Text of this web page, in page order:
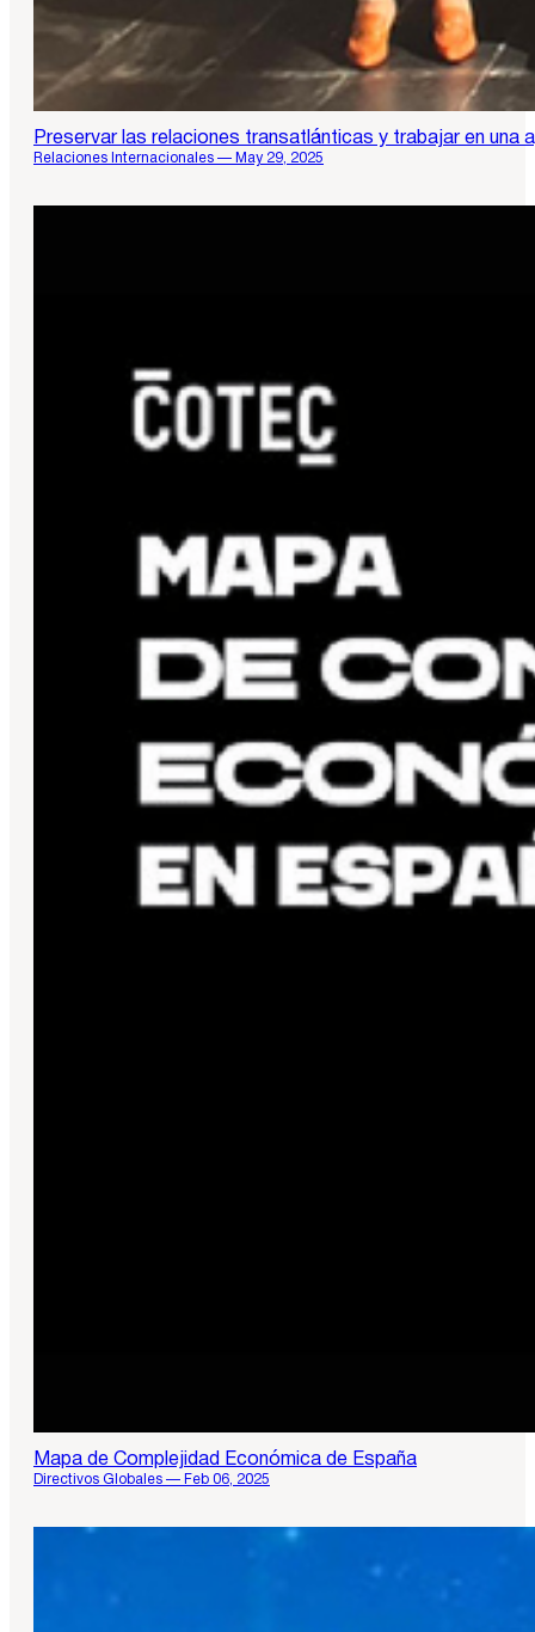
Preservar las relaciones transatlánticas y trabajar en una
Relaciones Internacionales — May 29, 2025
Mapa de Complejidad Económica de España
Directivos Globales — Feb 06, 2025